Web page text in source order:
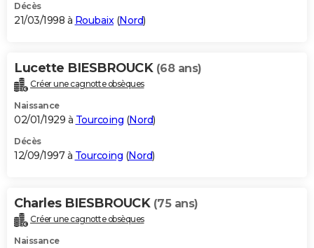
Décès
21/03/1998 à Roubaix(Nord)
Lucette BIESBROUCK (68 ans)
Créer une cagnotte obsèques
Naissance
02/01/1929 à Tourcoing (Nord)
Décès
12/09/1997 à Tourcoing (Nord)
Charles BIESBROUCK (75 ans)
Créer une cagnotte obsèques
Naissance